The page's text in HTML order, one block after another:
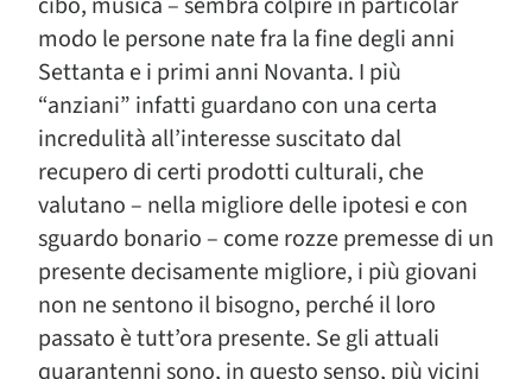
modo le persone nate fra la fine degli anni
Settanta e i primi anni Novanta. I più
“anziani” infatti guardano con una certa
incredulità all’interesse suscitato dal
recupero di certi prodotti culturali, che
valutano – nella migliore delle ipotesi e con
sguardo bonario – come rozze premesse di un
presente decisamente migliore, i più giovani
non ne sentono il bisogno, perché il loro
passato è tutt’ora presente. Se gli attuali
quarantenni sono, in questo senso, più vicini